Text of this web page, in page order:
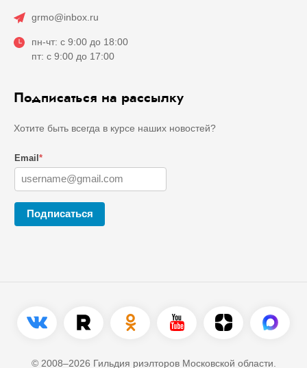
grmo@inbox.ru
пн-чт: с 9:00 до 18:00
пт: с 9:00 до 17:00
Подписаться на рассылку
Хотите быть всегда в курсе наших новостей?
Email *
Подписаться
© 2008–2026 Гильдия риэлторов Московской области.